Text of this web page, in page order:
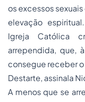
os excessos
elevação
Igreja Católica
arrependida, que,
consegue receber
Destarte, assinala
A menos que se